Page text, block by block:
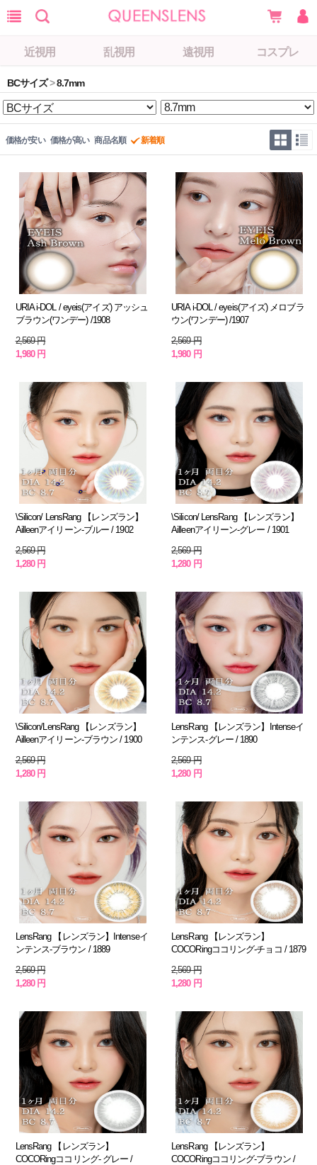
近視用 乱視用 遠視用 コスプレ
BCサイズ>8.7mm
価格が安い 価格が高い 商品名順 新着順
URIA i-DOL / eyeis(アイズ) アッシュ
ブラウン(ワンデー) /1908
2,569 円
1,980 円
URIA i-DOL / eyeis(アイズ) メロブラ
ウン(ワンデー) /1907
2,569 円
1,980 円
\Silicon/ LensRang 【レンズラン】
Ailleenアイリーン-ブルー / 1902
2,569 円
1,280 円
\Silicon/ LensRang 【レンズラン】
Ailleenアイリーン-グレー / 1901
2,569 円
1,280 円
\Silicon/LensRang 【レンズラン】
Ailleenアイリーン-ブラウン / 1900
2,569 円
1,280 円
LensRang 【レンズラン】Intenseイ
ンテンス-グレー / 1890
2,569 円
1,280 円
LensRang 【レンズラン】Intenseイ
ンテンス-ブラウン / 1889
2,569 円
1,280 円
LensRang 【レンズラン】
COCORingココリング-チョコ / 1879
2,569 円
1,280 円
LensRang 【レンズラン】
COCORingココリング- グレー /
LensRang 【レンズラン】
COCORingココリング-ブラウン /